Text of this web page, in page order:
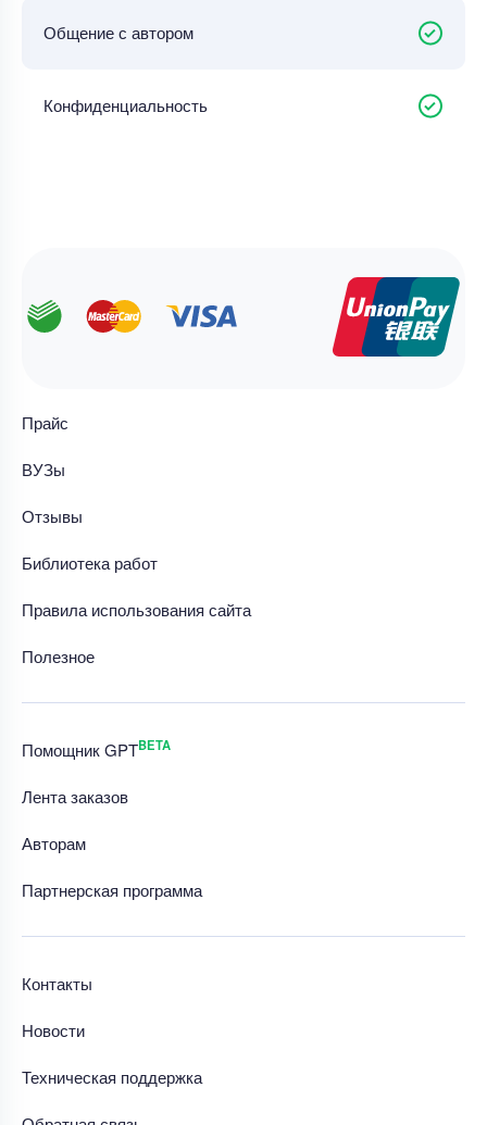
Общение с автором
Конфиденциальность
Прайс
ВУЗы
Отзывы
Библиотека работ
Правила использования сайта
Полезное
Помощник GPTBETA
Лента заказов
Авторам
Партнерская программа
Контакты
Новости
Техническая поддержка